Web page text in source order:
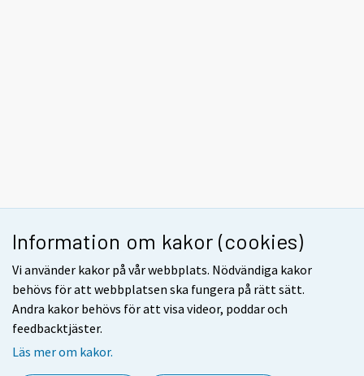
Information om kakor (cookies)
Vi använder kakor på vår webbplats. Nödvändiga kakor
behövs för att webbplatsen ska fungera på rätt sätt.
Andra kakor behövs för att visa videor, poddar och
feedbacktjäster.
Läs mer om kakor.